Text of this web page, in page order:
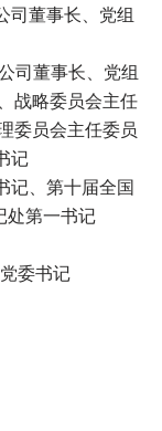
司董事长、党组
司董事长、党组
战略委员会主任
委员会主任委员
记
记、第十届全国
处第一书记
委书记